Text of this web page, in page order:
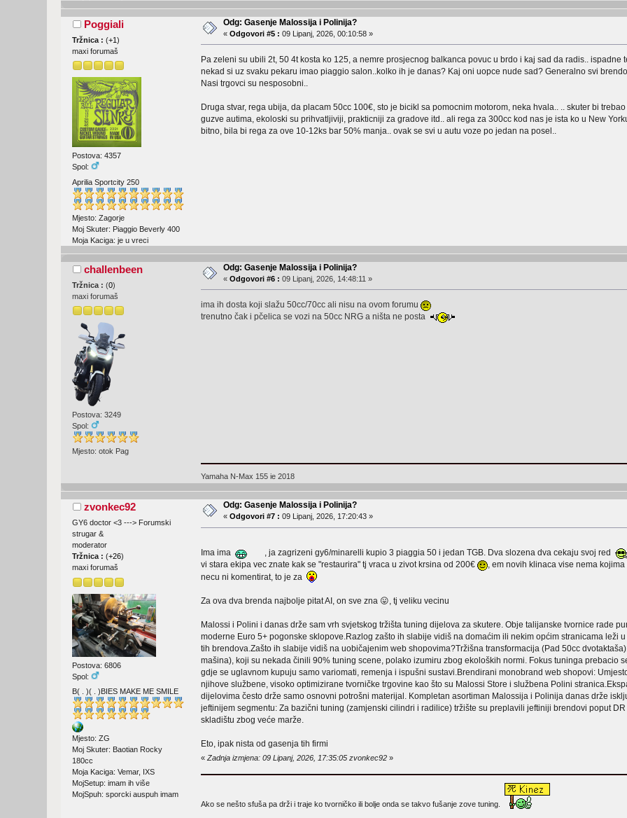
Poggiali
Tržnica :(+1)
maxi forumaš
Postova: 4357
Spol:
Aprilia Sportcity 250
Mjesto: Zagorje
Moj Skuter: Piaggio Beverly 400
Moja Kaciga: je u vreci
Odg: Gasenje Malossija i Polinija?
«Odgovori #5 : 09 Lipanj, 2026, 00:10:58 »
Pa zeleni su ubili 2t, 50 4t kosta ko 125, a nemre prosjecnog balkanca povuc u brdo i kaj sad da radis.. ispadne
nekad si uz svaku pekaru imao piaggio salon..kolko ih je danas? Kaj oni uopce nude sad? Generalno svi
Nasi trgovci su nesposobni..
Druga stvar, rega ubija, da placam 50cc 100€, sto je bicikl sa pomocnim motorom, neka hvala.. .. skuter bi
guzve autima, ekoloski su prihvatljiviji, prakticniji za gradove itd.. ali rega za 300cc kod nas je ista ko u New
bitno, bila bi rega za ove 10-12ks bar 50% manja.. ovak se svi u autu voze po jedan na posel..
challenbeen
Tržnica :(0)
maxi forumaš
Postova: 3249
Spol:
Mjesto: otok Pag
Odg: Gasenje Malossija i Polinija?
«Odgovori #6 : 09 Lipanj, 2026, 14:48:11 »
ima ih dosta koji slažu 50cc/70cc ali nisu na ovom forumu
trenutno čak i pčelica se vozi na 50cc NRG a ništa ne posta
Yamaha N-Max 155 ie 2018
zvonkec92
GY6 doctor <3 ---> Forumski
strugar &
moderator
Tržnica :(+26)
maxi forumaš
Postova: 6806
Spol:
B( . )( . )BIES MAKE ME SMILE
Mjesto: ZG
Moj Skuter: Baotian Rocky
180cc
Moja Kaciga: Vemar, IXS
MojSetup: imam ih više
MojSpuh: sporcki auspuh imam
Odg: Gasenje Malossija i Polinija?
«Odgovori #7 : 09 Lipanj, 2026, 17:20:43 »
Ima ima , ja zagrizeni gy6/minarelli kupio 3 piaggia 50 i jedan TGB. Dva slozena dva cekaju svoj red
vi stara ekipa vec znate kak se "restaurira" tj vraca u zivot krsina od 200€
, em novih klinaca vise nema
necu ni komentirat, to je za
Za ova dva brenda najbolje pitat AI, on sve zna 😛, tj veliku vecinu
Malossi i Polini i danas drže sam vrh svjetskog tržišta tuning dijelova za skutere. Obje talijanske tvornice rade
moderne Euro 5+ pogonske sklopove.Razlog zašto ih slabije vidiš na domaćim ili nekim općim stranicama leži
tih brendova.Zašto ih slabije vidiš na uobičajenim web shopovima?Tržišna transformacija (Pad 50cc
mašina), koji su nekada činili 90% tuning scene, polako izumiru zbog ekoloških normi. Fokus tuninga prebacio
gdje se uglavnom kupuju samo variomati, remenja i ispušni sustavi.Brendirani monobrand web shopovi:
njihove službene, visoko optimizirane tvorničke trgovine kao što su Malossi Store i službena Polini
dijelovima često drže samo osnovni potrošni materijal. Kompletan asortiman Malossija i Polinija danas drže
jeftinijem segmentu: Za bazični tuning (zamjenski cilindri i radilice) tržište su preplavili jeftiniji brendovi poput
skladištu zbog veće marže.
Eto, ipak nista od gasenja tih firmi
«Zadnja izmjena: 09 Lipanj, 2026, 17:35:05 zvonkec92»
Ako se nešto sfuša pa drži i traje ko tvorničko ili bolje onda se takvo fušanje zove tuning.